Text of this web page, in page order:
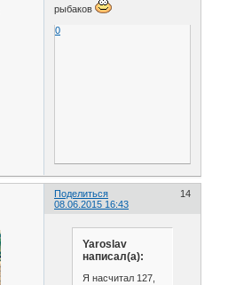
рыбаков
0
Поделиться
14
08.06.2015 16:43
Yaroslav
написал(а):
Я насчитал 127,